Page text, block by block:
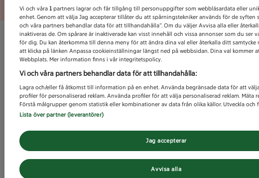
Unknown error
Vi och våra 1 partners lagrar och får tillgång till personuppgifter som webbläsardata eller
enhet. Genom att välja Jag accepterar tillåter du att spårningstekniker används för de syften
och våra partners behandlar data för att tillhandahålla”. Om du väljer Avvisa alla eller
inaktiveras de. Om spårare är inaktiverade kan visst innehåll och vissa annonser som du ser
för dig. Du kan återkomma till denna meny för att ändra dina val eller återkalla ditt samtycke
att klicka på länken Anpassa cookieinställningar längst ned på webbsidan. Dina val kommer
Webbplats. Mer information finns i vår integritetspolicy.
Vi och våra partners behandlar data för att tillhandahålla:
Lagra och/eller få åtkomst till information på en enhet. Använda begränsade data för att
profiler för personaliserad reklam. Använda profiler för att välja personaliserad reklam. Mäta
Förstå målgrupper genom statistik eller kombinationer av data från olika källor. Utveckla och
Lista över partner (leverantörer)
Avvisa alla
Jag accepterar